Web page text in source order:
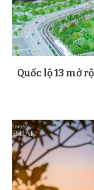
Quốc lộ 13 mở